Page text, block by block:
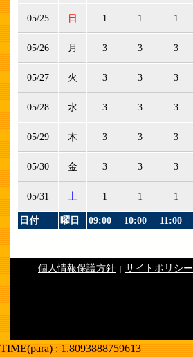
05/25 日 1 1 1
05/26 月 3 3 3
05/27 火 3 3 3
05/28 水 3 3 3
05/29 木 3 3 3
05/30 金 3 3 3
05/31 土 1 1 1
日付 曜日 09:00 10:00 11:00
個人情報保護方針 | サイトポリシー
TIME(para) : 1.8093888759613